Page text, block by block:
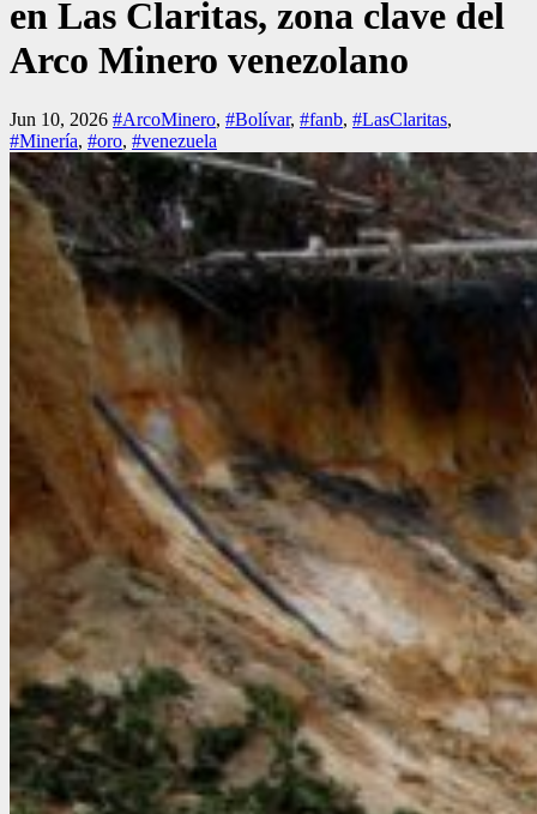
en Las Claritas, zona clave del
Arco Minero venezolano
Jun 10, 2026 #ArcoMinero, #Bolívar, #fanb, #LasClaritas,
#Minería, #oro, #venezuela